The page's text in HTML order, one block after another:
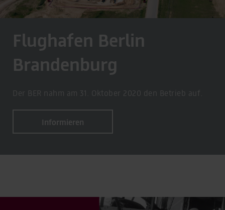
Flughafen Berlin
Brandenburg
Der BER nahm am 31. Oktober 2020 den Betrieb auf.
Informieren